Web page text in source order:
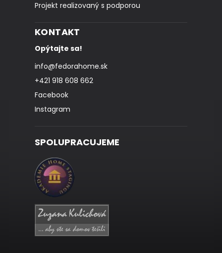
Projekt realizovaný s podporou
KONTAKT
Opýtajte sa!
info@fedorahome.sk
+421 918 608 662
Facebook
Instagram
SPOLUPRACUJEME